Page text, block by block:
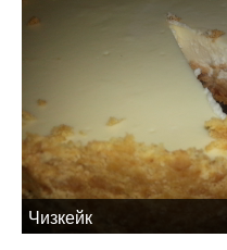
Чизкейк